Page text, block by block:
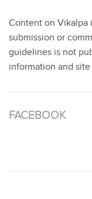
Content on Vikalpa
submission or
guidelines is not
information and
FACEBOOK